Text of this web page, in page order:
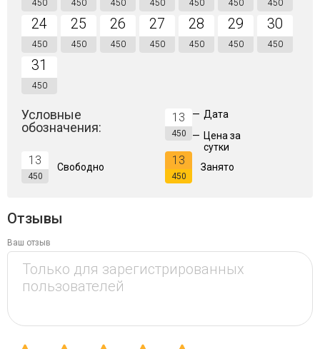
450 450 450 450 450 450 450
24
450
25
450
26
450
27
450
28
450
29
450
30
450
31
450
Условные
обозначения:
13
450
— Дата
— Цена за
сутки
13
450
Свободно
13
450
Занято
Отзывы
Ваш отзыв